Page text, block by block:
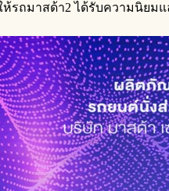
รถมาสด้า2 ได้รับความนิยม